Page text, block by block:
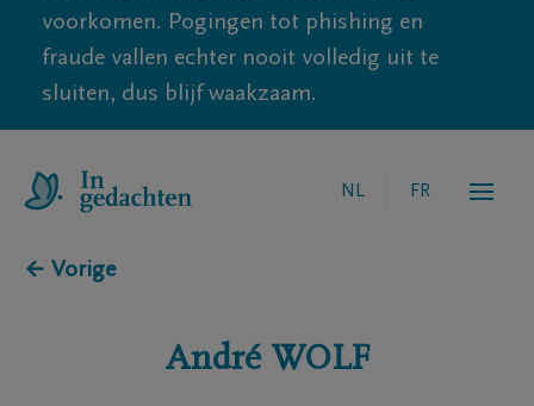
voorkomen. Pogingen tot phishing en
fraude vallen echter nooit volledig uit te
sluiten, dus blijf waakzaam.
NL FR
← Vorige
André WOLF